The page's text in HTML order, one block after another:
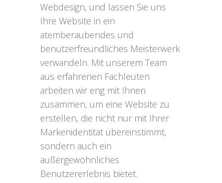
Webdesign, und lassen Sie uns
Ihre Website in ein
atemberaubendes und
benutzerfreundliches Meisterwerk
verwandeln. Mit unserem Team
aus erfahrenen Fachleuten
arbeiten wir eng mit Ihnen
zusammen, um eine Website zu
erstellen, die nicht nur mit Ihrer
Markenidentität übereinstimmt,
sondern auch ein
außergewöhnliches
Benutzererlebnis bietet.